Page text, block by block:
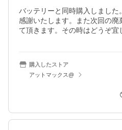
バッテリーと同時購入しました
感謝いたします。また次回の
て頂きます。その時はどうぞ宜
購入したストア
アットマックス@